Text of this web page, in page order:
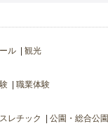
ル 観光
職業体験
レチック 公園・総合公園